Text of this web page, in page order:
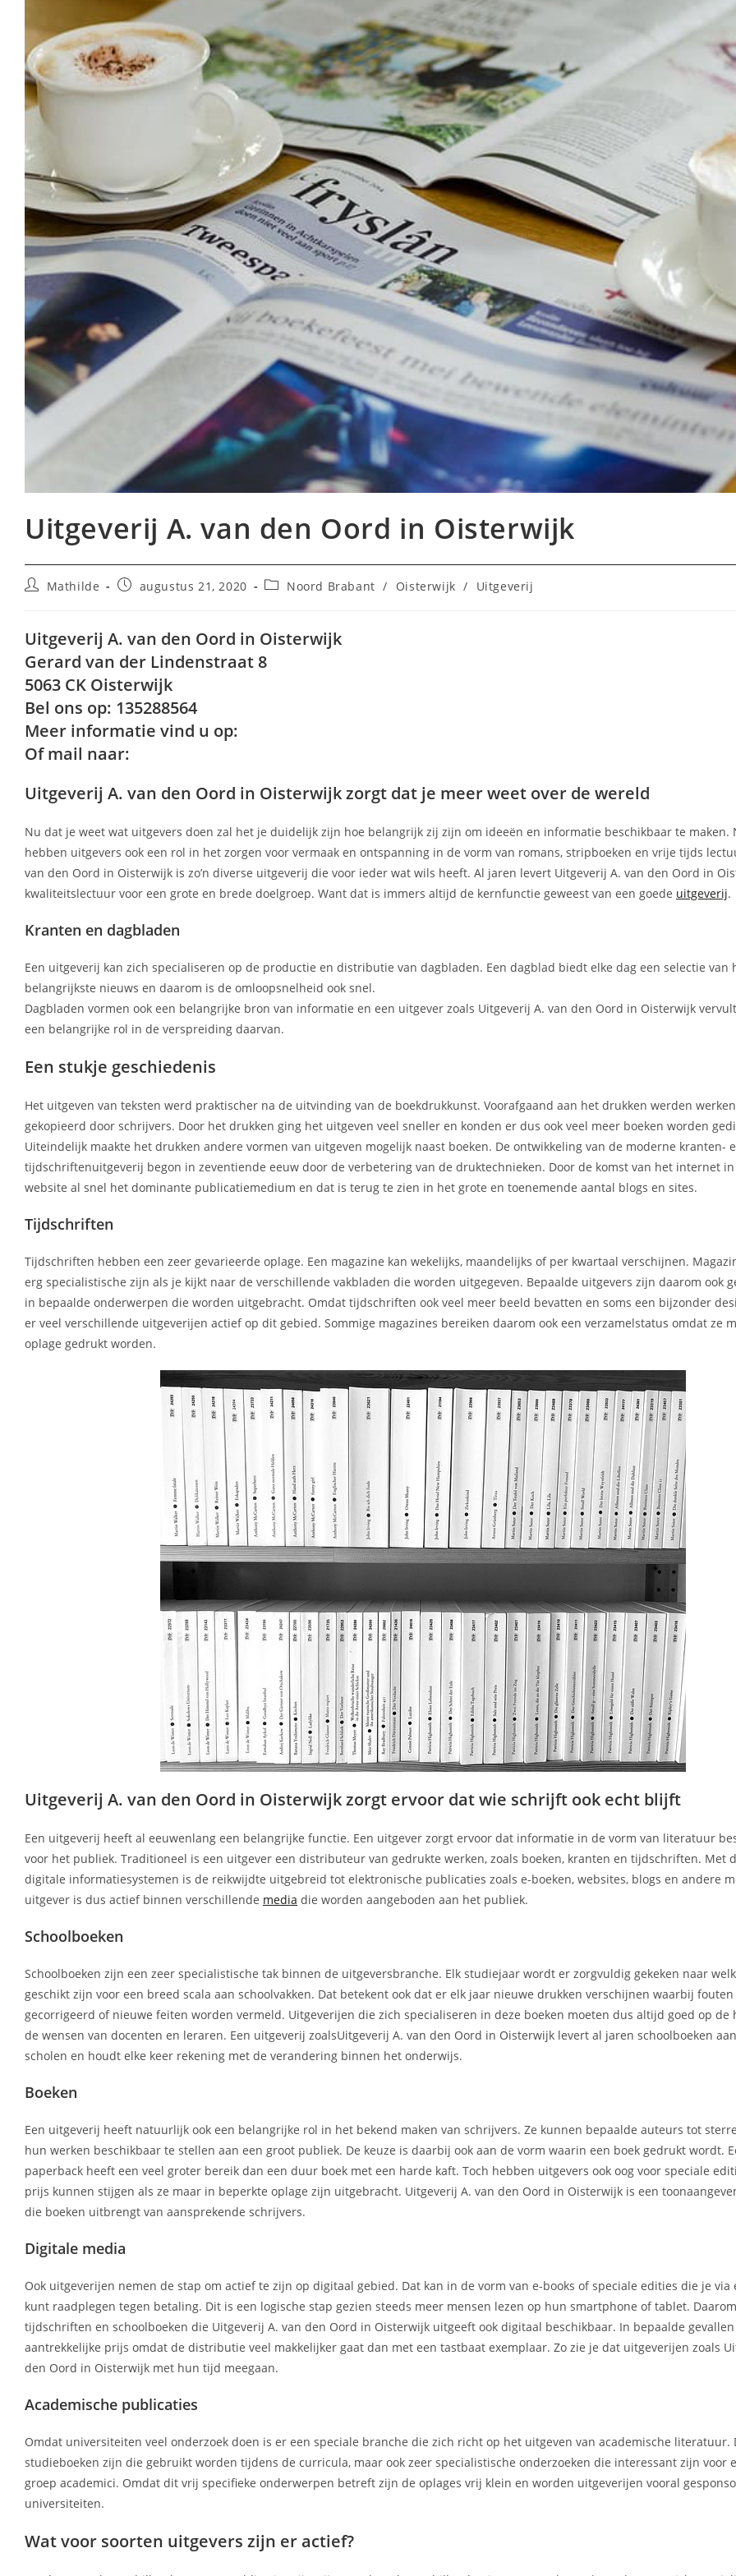
Uitgeverij A. van den Oord in Oisterwijk
BerichtMathilde
Berichtaugustus 21, 2020 Berichtcategorie:
Noord Brabant / Oisterwijk / Uitgeverij
Uitgeverij A. van den Oord in Oisterwijk
Gerard van der Lindenstraat 8
5063 CK Oisterwijk
Bel ons op: 135288564
Meer informatie vind u op:
Of mail naar:
Uitgeverij A. van den Oord in Oisterwijk zorgt dat je meer weet over de wereld
Nu dat je weet wat uitgevers doen zal het je duidelijk zijn hoe belangrijk zij zijn om ideeën en informatie beschikbaar te maken.
hebben uitgevers ook een rol in het zorgen voor vermaak en ontspanning in de vorm van romans, stripboeken en vrije tijds
van den Oord in Oisterwijk is zo’n diverse uitgeverij die voor ieder wat wils heeft. Al jaren levert Uitgeverij A. van den Oord in
kwaliteitslectuur voor een grote en brede doelgroep. Want dat is immers altijd de kernfunctie geweest van een goede uitgeverij.
Kranten en dagbladen
Een uitgeverij kan zich specialiseren op de productie en distributie van dagbladen. Een dagblad biedt elke dag een selectie van
belangrijkste nieuws en daarom is de omloopsnelheid ook snel.
Dagbladen vormen ook een belangrijke bron van informatie en een uitgever zoals Uitgeverij A. van den Oord in Oisterwijk
een belangrijke rol in de verspreiding daarvan.
Een stukje geschiedenis
Het uitgeven van teksten werd praktischer na de uitvinding van de boekdrukkunst. Voorafgaand aan het drukken werden
gekopieerd door schrijvers. Door het drukken ging het uitgeven veel sneller en konden er dus ook veel meer boeken worden
Uiteindelijk maakte het drukken andere vormen van uitgeven mogelijk naast boeken. De ontwikkeling van de moderne kranten-
tijdschriftenuitgeverij begon in zeventiende eeuw door de verbetering van de druktechnieken. Door de komst van het internet in
website al snel het dominante publicatiemedium en dat is terug te zien in het grote en toenemende aantal blogs en sites.
Tijdschriften
Tijdschriften hebben een zeer gevarieerde oplage. Een magazine kan wekelijks, maandelijks of per kwartaal verschijnen.
erg specialistische zijn als je kijkt naar de verschillende vakbladen die worden uitgegeven. Bepaalde uitgevers zijn daarom ook
in bepaalde onderwerpen die worden uitgebracht. Omdat tijdschriften ook veel meer beeld bevatten en soms een bijzonder
er veel verschillende uitgeverijen actief op dit gebied. Sommige magazines bereiken daarom ook een verzamelstatus omdat ze
oplage gedrukt worden.
Uitgeverij A. van den Oord in Oisterwijk zorgt ervoor dat wie schrijft ook echt blijft
Een uitgeverij heeft al eeuwenlang een belangrijke functie. Een uitgever zorgt ervoor dat informatie in de vorm van literatuur
voor het publiek. Traditioneel is een uitgever een distributeur van gedrukte werken, zoals boeken, kranten en tijdschriften. Met
digitale informatiesystemen is de reikwijdte uitgebreid tot elektronische publicaties zoals e-boeken, websites, blogs en andere
uitgever is dus actief binnen verschillende media die worden aangeboden aan het publiek.
Schoolboeken
Schoolboeken zijn een zeer specialistische tak binnen de uitgeversbranche. Elk studiejaar wordt er zorgvuldig gekeken naar
geschikt zijn voor een breed scala aan schoolvakken. Dat betekent ook dat er elk jaar nieuwe drukken verschijnen waarbij
gecorrigeerd of nieuwe feiten worden vermeld. Uitgeverijen die zich specialiseren in deze boeken moeten dus altijd goed op de
de wensen van docenten en leraren. Een uitgeverij zoalsUitgeverij A. van den Oord in Oisterwijk levert al jaren schoolboeken
scholen en houdt elke keer rekening met de verandering binnen het onderwijs.
Boeken
Een uitgeverij heeft natuurlijk ook een belangrijke rol in het bekend maken van schrijvers. Ze kunnen bepaalde auteurs tot
hun werken beschikbaar te stellen aan een groot publiek. De keuze is daarbij ook aan de vorm waarin een boek gedrukt wordt.
paperback heeft een veel groter bereik dan een duur boek met een harde kaft. Toch hebben uitgevers ook oog voor speciale
prijs kunnen stijgen als ze maar in beperkte oplage zijn uitgebracht. Uitgeverij A. van den Oord in Oisterwijk is een
die boeken uitbrengt van aansprekende schrijvers.
Digitale media
Ook uitgeverijen nemen de stap om actief te zijn op digitaal gebied. Dat kan in de vorm van e-books of speciale edities die je via
kunt raadplegen tegen betaling. Dit is een logische stap gezien steeds meer mensen lezen op hun smartphone of tablet.
tijdschriften en schoolboeken die Uitgeverij A. van den Oord in Oisterwijk uitgeeft ook digitaal beschikbaar. In bepaalde gevallen
aantrekkelijke prijs omdat de distributie veel makkelijker gaat dan met een tastbaat exemplaar. Zo zie je dat uitgeverijen zoals
den Oord in Oisterwijk met hun tijd meegaan.
Academische publicaties
Omdat universiteiten veel onderzoek doen is er een speciale branche die zich richt op het uitgeven van academische literatuur.
studieboeken zijn die gebruikt worden tijdens de curricula, maar ook zeer specialistische onderzoeken die interessant zijn voor
groep academici. Omdat dit vrij specifieke onderwerpen betreft zijn de oplages vrij klein en worden uitgeverijen vooral
universiteiten.
Wat voor soorten uitgevers zijn er actief?